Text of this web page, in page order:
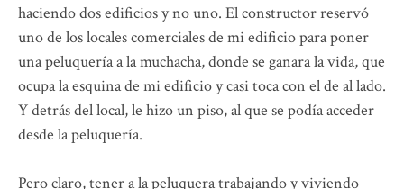
haciendo dos edificios y no uno. El constructor reservó
uno de los locales comerciales de mi edificio para poner
una peluquería a la muchacha, donde se ganara la vida, que
ocupa la esquina de mi edificio y casi toca con el de al lado.
Y detrás del local, le hizo un piso, al que se podía acceder
desde la peluquería.
Pero claro, tener a la peluquera trabajando y viviendo